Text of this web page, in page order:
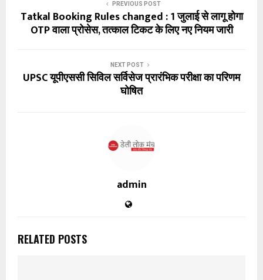
PREVIOUS POST
Tatkal Booking Rules changed : 1 जुलाई से लागू होगा
OTP वाला प्रोसेस, तत्काल टिकट के लिए नए नियम जारी
NEXT POST
UPSC यूपीएससी सिविल सर्विसेज प्रारंभिक परीक्षा का परिणम
घोषित
admin
RELATED POSTS